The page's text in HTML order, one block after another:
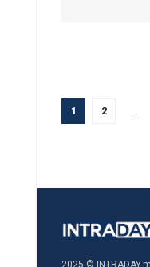
1 2 …
2025 ©